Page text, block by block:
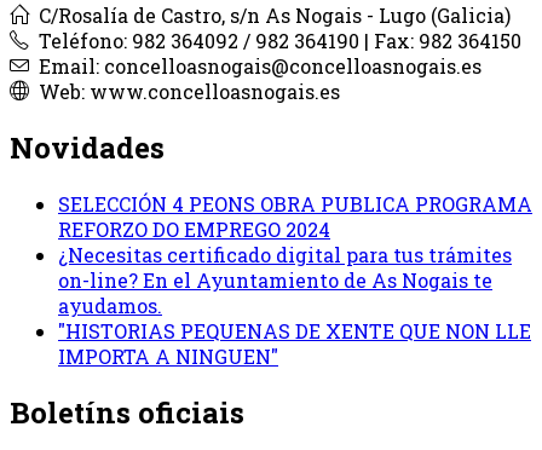
C/Rosalía de Castro, s/n As Nogais - Lugo (Galicia)
Teléfono: 982 364092 / 982 364190 | Fax: 982 364150
Email: concelloasnogais@concelloasnogais.es
Web: www.concelloasnogais.es
Novidades
SELECCIÓN 4 PEONS OBRA PUBLICA PROGRAMA
REFORZO DO EMPREGO 2024
¿Necesitas certificado digital para tus trámites
on-line? En el Ayuntamiento de As Nogais te
ayudamos.
"HISTORIAS PEQUENAS DE XENTE QUE NON LLE
IMPORTA A NINGUEN"
Boletíns oficiais